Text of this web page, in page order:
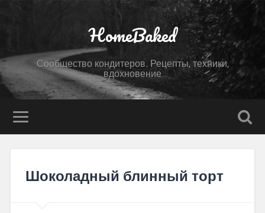
HomeBaked
Сообщество кондитеров. Рецепты, техники,
вдохновение
Шоколадный блинный торт